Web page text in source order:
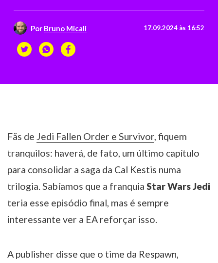
Por Bruno Micali 17.09.2024 às 16:52
Fãs de Jedi Fallen Order e Survivor , fiquem
tranquilos: haverá, de fato, um último capítulo
para consolidar a saga da Cal Kestis numa
trilogia. Sabíamos que a franquia Star Wars Jedi
teria esse episódio final, mas é sempre
interessante ver a EA reforçar isso.
A publisher disse que o time da Respawn,